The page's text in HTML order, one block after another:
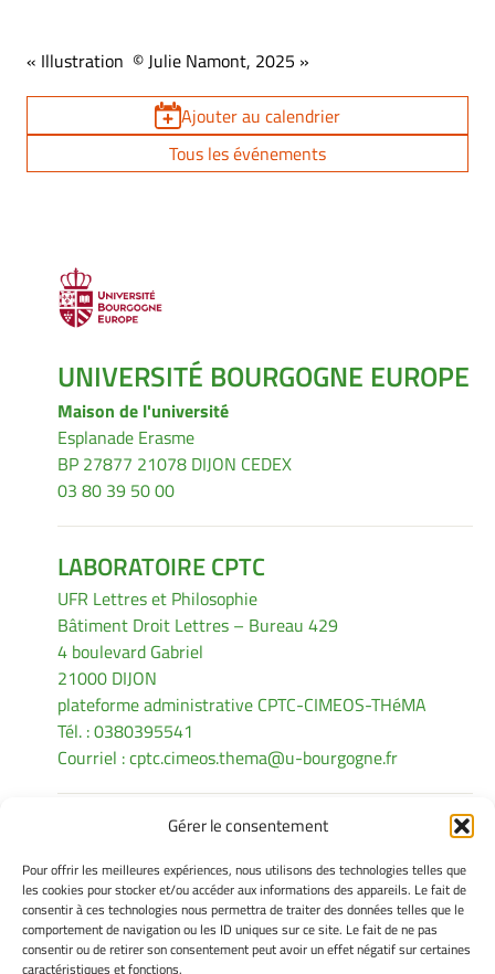
Gérer le consentement
Pour offrir les meilleures expériences, nous utilisons des technologies telles que
les cookies pour stocker et/ou accéder aux informations des appareils. Le fait de
consentir à ces technologies nous permettra de traiter des données telles que le
comportement de navigation ou les ID uniques sur ce site. Le fait de ne pas
consentir ou de retirer son consentement peut avoir un effet négatif sur certaines
caractéristiques et fonctions.
« Illustration © Julie Namont, 2025 »
Ajouter au calendrier
Tous les événements
UNIVERSITÉ BOURGOGNE EUROPE
Maison de l'université
Esplanade Erasme
BP 27877 21078 DIJON CEDEX
03 80 39 50 00
LABORATOIRE CPTC
UFR Lettres et Philosophie
Bâtiment Droit Lettres – Bureau 429
4 boulevard Gabriel
21000 DIJON
plateforme administrative CPTC-CIMEOS-THéMA
Tél. : 0380395541
Courriel :cptc.cimeos.thema@u-bourgogne.fr
INFORMATIONS LÉGALES
Mentions légales
Gérer mes cookies
Politique de cookies
Déclaration de confidentialité